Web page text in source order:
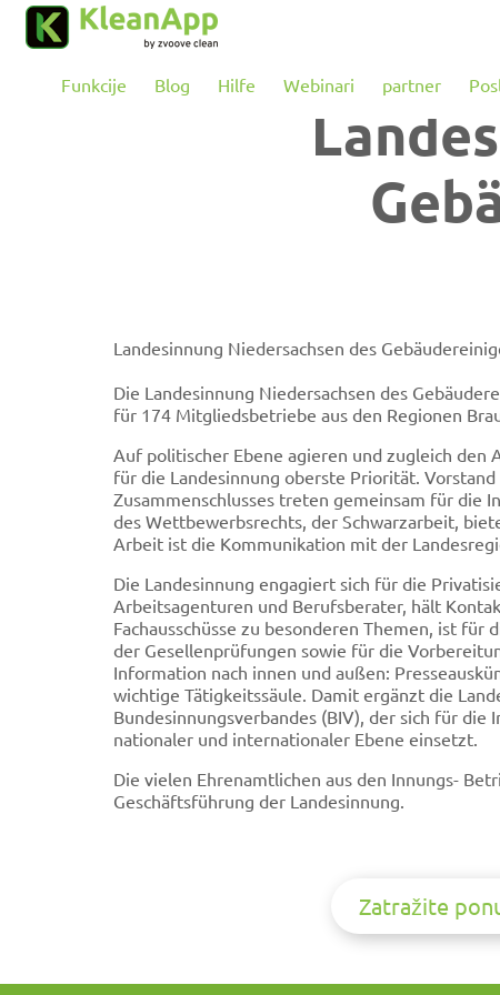
Preskoči na glavni sadržaj
Funkcije Blog Hilfe Webinari partner
Landesinnung Niedersachsen des
Die Landesinnung Niedersachsen des
für 174 Mitgliedsbetriebe aus den Regionen
Auf politischer Ebene agieren und zugleich
für die Landesinnung oberste Priorität.
Zusammenschlusses treten gemeinsam für die
des Wettbewerbsrechts, der Schwarzarbeit,
Arbeit ist die Kommunikation mit der
Die Landesinnung engagiert sich für die
Arbeitsagenturen und Berufsberater, hält
Fachausschüsse zu besonderen Themen, ist
der Gesellenprüfungen sowie für die
Information nach innen und außen:
wichtige Tätigkeitssäule. Damit ergänzt die
Bundesinnungsverbandes (BIV), der sich für
nationaler und internationaler Ebene einsetzt.
Die vielen Ehrenamtlichen aus den Innungs-
Geschäftsführung der Landesinnung.
Zatražite